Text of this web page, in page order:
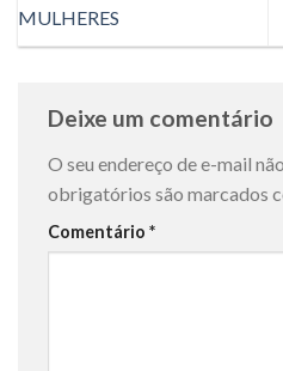
MULHERES
Deixe um comentário
O seu endereço de e-mail
obrigatórios são marcados
Comentário *